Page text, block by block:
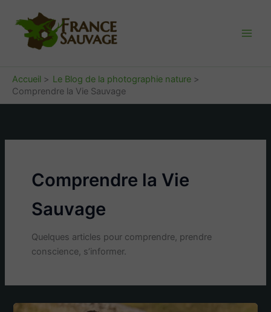
contenu
Accueil
Le Blog de la photographie nature
Comprendre la Vie Sauvage
Comprendre la Vie
Sauvage
Quelques articles pour comprendre, prendre
conscience, s’informer.